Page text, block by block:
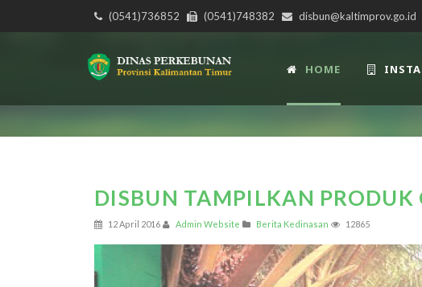
(0541)736852 (0541)748382 disbun@kaltimprov.go.id
HOME
DISBUN TAMPILKAN
12 April 2016 Admin Website Berita Kedinasan 12865